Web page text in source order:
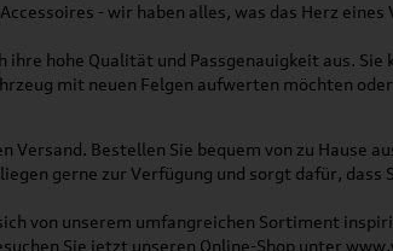
- wir haben alles, was das Herz eines
hohe Qualität und Passgenauigkeit aus.
mit neuen Felgen aufwerten möchten
Bestellen Sie bequem von zu Hause
gerne zur Verfügung und sorgt dafür, dass
von unserem umfangreichen Sortiment
Sie jetzt unseren Online-Shop unter